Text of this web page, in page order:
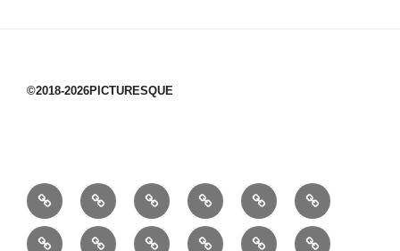
©2018-2026PICTURESQUE
1/10：
材
料
10/10：
ジ
ュ
2/10：
製
作
3/10：
は
ぎ
4/10：
Ｈ
Ｍ
5/10：
事
業
6/10：
7/10：
8/10：
9/10：
creema ①